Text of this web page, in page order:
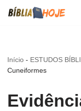
conteúdo
Início - ESTUDOS
Cuneiformes